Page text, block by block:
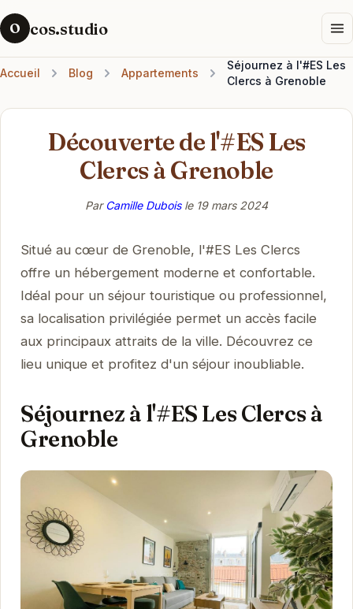
O cos.studio
Accueil Blog Appartements
Séjournez à l'#ES Les
Clercs à Grenoble
Découverte de l'#ES Les
Clercs à Grenoble
ParCamille Duboisle 19 mars 2024
Situé au cœur de Grenoble, l'#ES Les Clercs
offre un hébergement moderne et confortable.
Idéal pour un séjour touristique ou professionnel,
sa localisation privilégiée permet un accès facile
aux principaux attraits de la ville. Découvrez ce
lieu unique et profitez d'un séjour inoubliable.
Séjournez à l'#ES Les Clercs à
Grenoble